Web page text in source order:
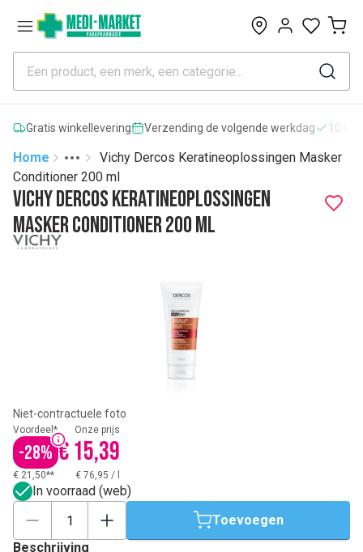
0
Gratis winkellevering Verzending de volgende werkdag
Home
More
Toggle menu
Vichy Dercos Keratineoplossingen Masker
Conditioner 200 ml
Vichy Dercos Keratineoplossingen
Masker Conditioner 200 ml
Niet-contractuele foto
Voordeel*
-28%
Onze prijs
€ 15,39
€ 21,50** € 76,95 /
In voorraad (web)
Toevoegen
Beschrijving